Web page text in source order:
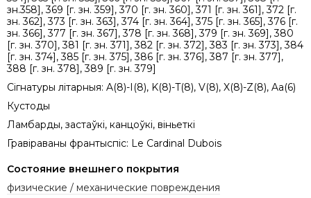
зн.358], 369 [г. зн. 359], 370 [г. зн. 360], 371 [г. зн. 361], 372 [г.
зн. 362], 373 [г. зн. 363], 374 [г. зн. 364], 375 [г. зн. 365], 376 [г.
зн. 366], 377 [г. зн. 367], 378 [г. зн. 368], 379 [г. зн. 369], 380
[г. зн. 370], 381 [г. зн. 371], 382 [г. зн. 372], 383 [г. зн. 373], 384
[г. зн. 374], 385 [г. зн. 375], 386 [г. зн. 376], 387 [г. зн. 377],
388 [г. зн. 378], 389 [г. зн. 379]
Сігнатуры літарныя: A(8)-I(8), K(8)-T(8), V(8), X(8)-Z(8), Aa(6)
Кустоды
Ламбарды, застаўкі, канцоўкі, віньеткі
Гравіраваны франтыспіс: Le Cardinal Dubois
Состояние внешнего покрытия
физические / механические повреждения